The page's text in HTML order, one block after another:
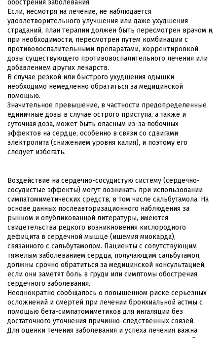
обострения заболевания.
Если, несмотря на лечение, не наблюдается
удовлетворительного улучшения или даже ухудшения
страданий, план терапии должен быть пересмотрен врачом и,
при необходимости, пересмотрен путем комбинации с
противовоспалительными препаратами, корректировкой
дозы существующего противовоспалительного лечения или
добавлением других лекарств.
В случае резкой или быстрого ухудшения одышки
необходимо немедленно обратиться за медицинской
помощью.
Значительное превышение, в частности предопределенные
единичные дозы в случае острого приступа, а также и
суточная доза, может быть опасным из-за побочных
эффектов на сердце, особенно в связи со сдвигами
электролита (снижением уровня калия), и поэтому его
следует избегать.
Воздействие на сердечно-сосудистую систему (сердечно-
сосудистые эффекты) могут возникать при использовании
симпатомиметических средств, в том числе сальбутамола. На
основе данных послеавторизационного наблюдения за
рынком и опубликованной литературы, имеются
свидетельства редкого возникновения кислородного
дефицита в сердечной мышце (ишемия миокарда),
связанного с сальбутамолом. Пациенты с сопутствующим
тяжелым заболеванием сердца, получающим сальбутамол,
должны срочно обратиться за медицинской консультацией,
если они заметят боль в груди или симптомы обострения
сердечного заболевания.
Неоднократно сообщалось о повышенном риске серьезных
осложнений и смертей при лечении бронхиальной астмы с
помощью бета-симпатомиметиков для ингаляции без
достаточного уточнения причинно-следственных связей.
Для оценки течения заболевания и успеха лечения важна